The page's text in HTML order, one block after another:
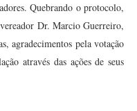
Quebrando o protocolo,
Dr. Marcio Guerreiro,
agradecimentos pela votação
através das ações de seus